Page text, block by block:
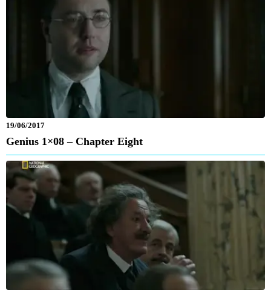
19/06/2017
Genius 1×08 – Chapter Eight